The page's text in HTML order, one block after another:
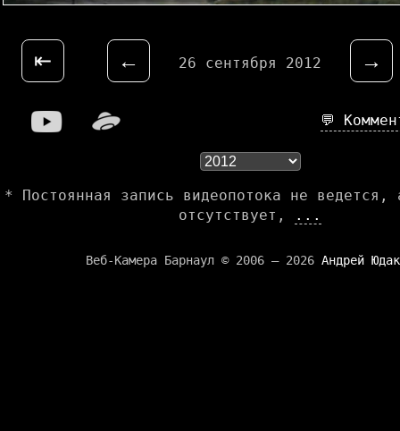
⇤ ← 26 сентября 2012 →
💬
* Постоянная запись видеопотока не ведется,
отсутствует,
...
Веб-Камера Барнаул © 2006 — 2026 Андрей